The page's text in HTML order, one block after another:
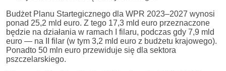
Budżet Planu Startegicznego dla WPR 2023–2027 wynosi
ponad 25,2 mld euro. Z tego 17,3 mld euro przeznaczone
będzie na działania w ramach I filaru, podczas gdy 7,9 mld
euro — na II filar (w tym 3,2 mld euro z budżetu krajowego).
Ponadto 50 mln euro przewiduje się dla sektora
pszczelarskiego.